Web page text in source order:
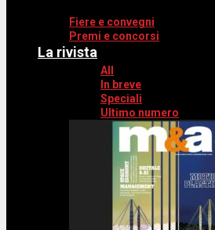
Fiere e convegni
Premi e concorsi
La rivista
All
In breve
Speciali
Ultimo numero